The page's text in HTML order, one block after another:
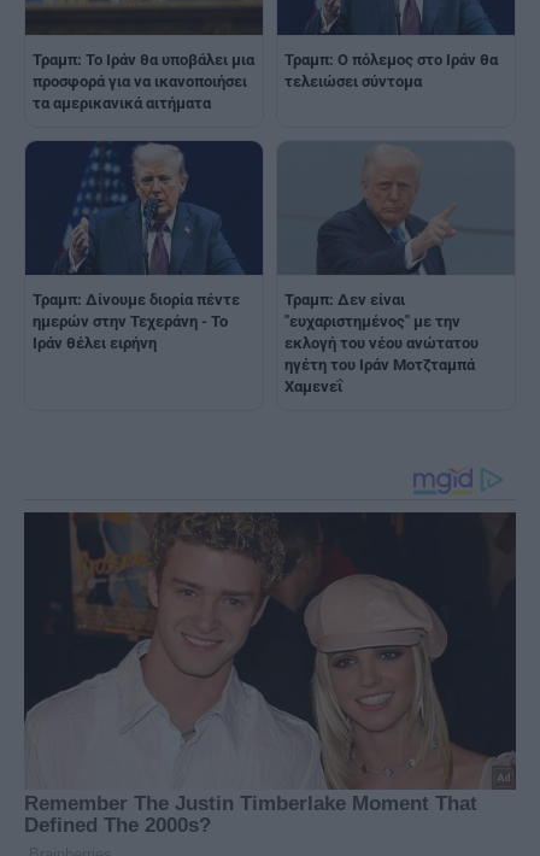
Τραμπ: Το Ιράν θα υποβάλει μια
προσφορά για να ικανοποιήσει
τα αμερικανικά αιτήματα
Τραμπ: Ο πόλεμος στο Ιράν θα
τελειώσει σύντομα
Τραμπ: Δίνουμε διορία πέντε
ημερών στην Τεχεράνη - Το
Ιράν θέλει ειρήνη
Τραμπ: Δεν είναι
"ευχαριστημένος" με την
εκλογή του νέου ανώτατου
ηγέτη του Ιράν Μοτζταμπά
Χαμενεΐ